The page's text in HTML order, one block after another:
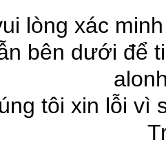
lòng xác
bên dưới để
tôi xin lỗi vì